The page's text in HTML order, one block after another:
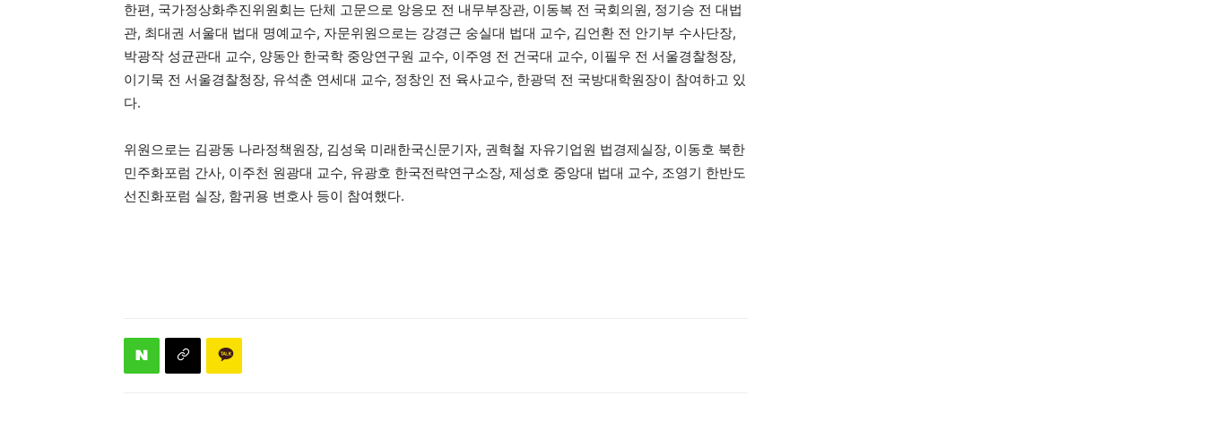
한편, 국가정상화추진위원회는 단체 고문으로 앙응모 전 내무부장관, 이동복 전 국회의원, 정기승 전 대법
관, 최대권 서울대 법대 명예교수, 자문위원으로는 강경근 숭실대 법대 교수, 김언환 전 안기부 수사단장,
박광작 성균관대 교수, 양동안 한국학 중앙연구원 교수, 이주영 전 건국대 교수, 이필우 전 서울경찰청장,
이기묵 전 서울경찰청장, 유석춘 연세대 교수, 정창인 전 육사교수, 한광덕 전 국방대학원장이 참여하고 있
다.
위원으로는 김광동 나라정책원장, 김성욱 미래한국신문기자, 권혁철 자유기업원 법경제실장, 이동호 북한
민주화포럼 간사, 이주천 원광대 교수, 유광호 한국전략연구소장, 제성호 중앙대 법대 교수, 조영기 한반도
선진화포럼 실장, 함귀용 변호사 등이 참여했다.